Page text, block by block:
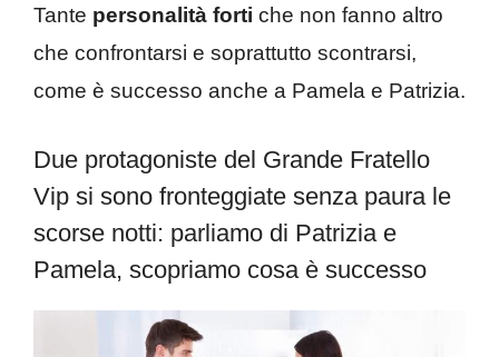
Tante personalità forti che non fanno altro
che confrontarsi e soprattutto scontrarsi,
come è successo anche a Pamela e Patrizia.
Due protagoniste del Grande Fratello
Vip si sono fronteggiate senza paura le
scorse notti: parliamo di Patrizia e
Pamela, scopriamo cosa è successo